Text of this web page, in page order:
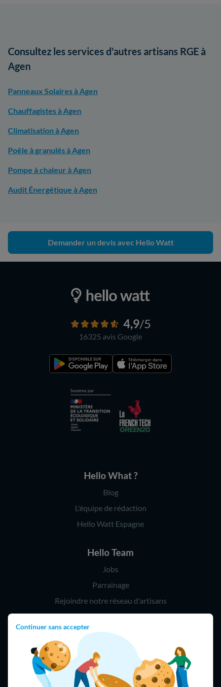
Continuer sans accepter
Consultez les services d'autres artisans RGE à
Agen
Panneaux Solaires à Agen
Chauffagistes à Agen
Climatisation à Agen
Poêle à granulés à Agen
Pompe à chaleur à Agen
Audit Énergétique à Agen
Demander un devis avec Hello Watt
4,9/5
16325 avis Google
Hello What ?
Blog
L'équipe de rédaction
Hello Watt Espagne
Hello Team
Jobs
Parrainage
Rejoindre notre réseau d'artisans
Hello !
09 75 18 60 60
(8h-21h)
75018 Paris